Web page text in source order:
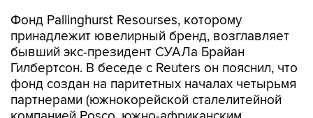
Фонд Pallinghurst Resourses, которому
принадлежит ювелирный бренд, возглавляет
бывший экс-президент СУАЛа Брайан
Гилбертсон. В беседе с Reuters он пояснил, что
фонд создан на паритетных началах четырьмя
партнерами (южнокорейской сталелитейной